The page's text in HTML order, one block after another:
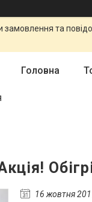
та
Головна
16 жовтня